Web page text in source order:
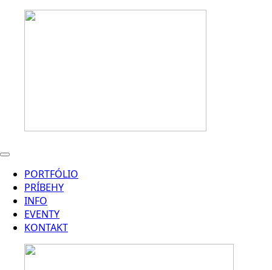
PORTFÓLIO
PRÍBEHY
INFO
EVENTY
KONTAKT